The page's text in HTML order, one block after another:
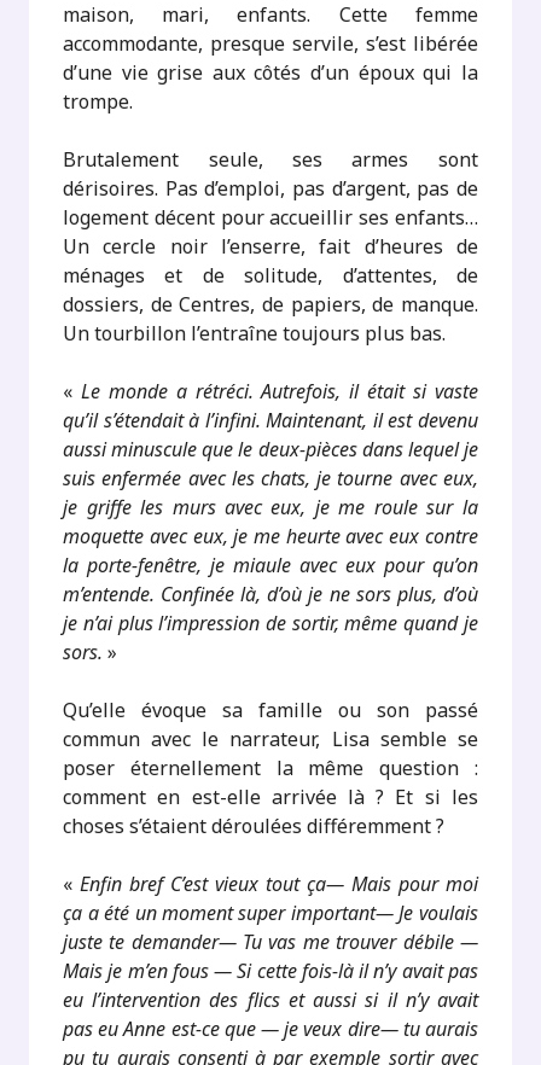
maison, mari, enfants. Cette femme
accommodante, presque servile, s’est libérée
d’une vie grise aux côtés d’un époux qui la
trompe.
Brutalement seule, ses armes sont
dérisoires. Pas d’emploi, pas d’argent, pas de
logement décent pour accueillir ses enfants…
Un cercle noir l’enserre, fait d’heures de
ménages et de solitude, d’attentes, de
dossiers, de Centres, de papiers, de manque.
Un tourbillon l’entraîne toujours plus bas.
« Le monde a rétréci. Autrefois, il était si vaste
qu’il s’étendait à l’infini. Maintenant, il est devenu
aussi minuscule que le deux-pièces dans lequel je
suis enfermée avec les chats, je tourne avec eux,
je griffe les murs avec eux, je me roule sur la
moquette avec eux, je me heurte avec eux contre
la porte-fenêtre, je miaule avec eux pour qu’on
m’entende. Confinée là, d’où je ne sors plus, d’où
je n’ai plus l’impression de sortir, même quand je
sors. »
Qu’elle évoque sa famille ou son passé
commun avec le narrateur, Lisa semble se
poser éternellement la même question :
comment en est-elle arrivée là ? Et si les
choses s’étaient déroulées différemment ?
«Enfin bref C’est vieux tout ça— Mais pour moi
ça a été un moment super important— Je voulais
juste te demander— Tu vas me trouver débile —
Mais je m’en fous — Si cette fois-là il n’y avait pas
eu l’intervention des flics et aussi si il n’y avait
pas eu Anne est-ce que — je veux dire— tu aurais
pu tu aurais consenti à par exemple sortir avec